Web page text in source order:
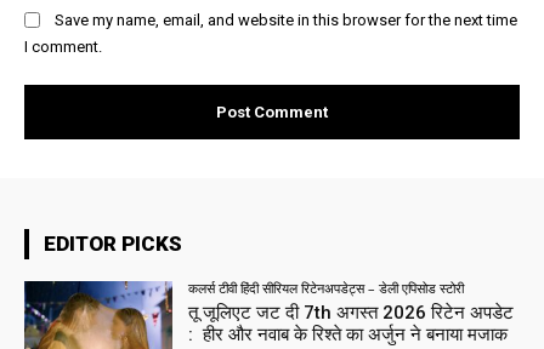
Save my name, email, and website in this browser for the next time
I comment.
EDITOR PICKS
कलर्स टीवी हिंदी सीरियल रिटेनअपडेट्स – डेली एपिसोड स्टोरी
तू जूलिएट जट दी 7th अगस्त 2026 रिटेन अपडेट
: हीर और नवाब के रिश्ते का अर्जुन ने बनाया मजाक